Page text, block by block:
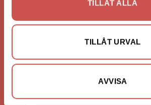
TILLÅT ALLA
TILLÅT URVAL
AVVISA
Nilssons Möbler i Lammhult
N. Fabriksgatan 2
363 44 Lammhult